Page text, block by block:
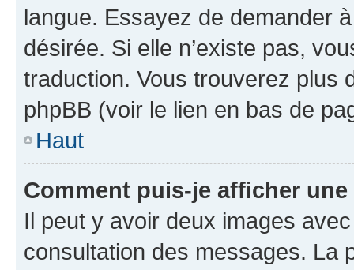
langue. Essayez de demander
désirée. Si elle n’existe pas,
traduction. Vous trouverez plus
phpBB (voir le lien en bas de
Haut
Comment puis-je afficher
Il peut y avoir deux images
consultation des messages. La